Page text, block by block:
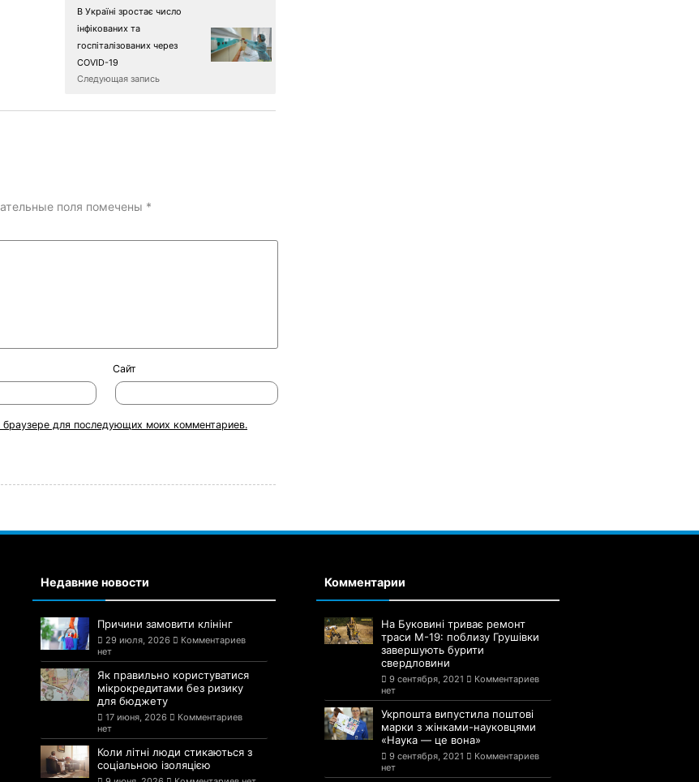
В Україні зростає число
інфікованих та
госпіталізованих через
COVID-19
Следующая запись
поля помечены *
Сайт
для последующих моих комментариев.
Недавние новости
Причини замовити клінінг
29 июля, 2026
Комментариев
нет
Як правильно користуватися
мікрокредитами без ризику
для бюджету
17 июня, 2026
Комментариев
нет
Коли літні люди стикаються з
соціальною ізоляцією
Комментарии
На Буковині триває ремонт
траси М-19: поблизу Грушівки
завершують бурити
свердловини
9 сентября, 2021
Комментариев
нет
Укрпошта випустила поштові
марки з жінками-науковцями
«Наука — це вона»
9 сентября, 2021
Комментариев
нет